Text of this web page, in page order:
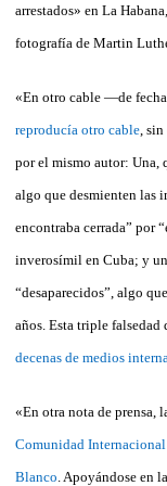
arrestados» en La
fotografía de Martin
«En otro cable —de
reproducía otro cable ,
por el mismo autor: Una,
algo que desmienten las
encontraba cerrada” por
inverosímil en Cuba; y
“desaparecidos”, algo
años. Esta triple falsedad
decenas de medios
«En otra nota de prensa,
Comunidad Internacional
Blanco . Apoyándose en